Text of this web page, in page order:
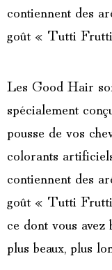
contiennent des
goût « Tutti
Les Good Hair
spécialement
pousse de vos
colorants
contiennent des
goût « Tutti
ce dont vous
plus beaux, plus